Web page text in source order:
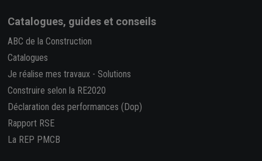
Catalogues, guides et conseils
ABC de la Construction
Catalogues
Je réalise mes travaux - Solutions
Construire selon la RE2020
Déclaration des performances (Dop)
Rapport RSE
La REP PMCB